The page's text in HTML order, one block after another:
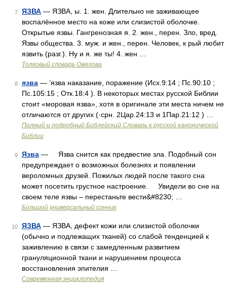
7 ЯЗВА — ЯЗВА, ы. 1. жен. Длительно не заживающее
воспалённое место на коже или слизистой оболочке.
Открытые язвы. Гангренозная я. 2. жен., перен. Зло, вред.
Язвы общества. 3. муж. и жен., перен. Человек, к рый любит
язвить (разг.). Ну и я. же ты! 4. жен …
Толковый словарь Ожегова
8 язва — ’язва наказание, поражение (Исх.9:14 ; Пс.90:10 ;
Пс.105:15 ; Отк.18:4 ). В некоторых местах русской Библии
стоит «моровая язва», хотя в оригинале эти места ничем не
отличаются от других (·срн. 2Цар.24:13 и 1Пар.21:12 ) …
Полный и подробный Библейский Словарь к русской канонической
Библии
9 Язва — Язва снится как предвестие зла. Подобный сон
предупреждает о возможных болезнях и появлении
вероломных друзей. Пожилых людей после такого сна
может посетить грустное настроение. Увидели во сне на
своем теле язвы – перестаньте вести&#8230; …
Большой универсальный сонник
10 ЯЗВА — ЯЗВА, дефект кожи или слизистой оболочки
(обычно и подлежащих тканей) со слабой тенденцией к
заживлению в связи с замедленным развитием
грануляционной ткани и нарушением процесса
восстановления эпителия …
Современная энциклопедия